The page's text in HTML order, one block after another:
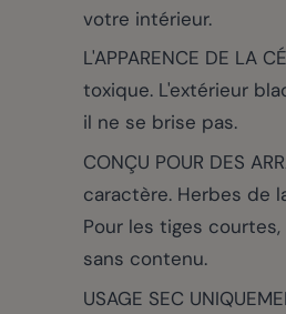
votre intérieur.
L'APPARENCE DE LA
toxique. L'extérieur
il ne se brise pas.
CONÇU POUR DES
caractère. Herbes de
Pour les tiges
sans contenu.
USAGE SEC